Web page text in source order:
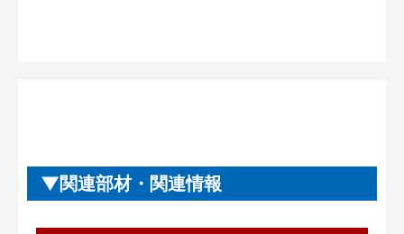
関連部材・関連情報